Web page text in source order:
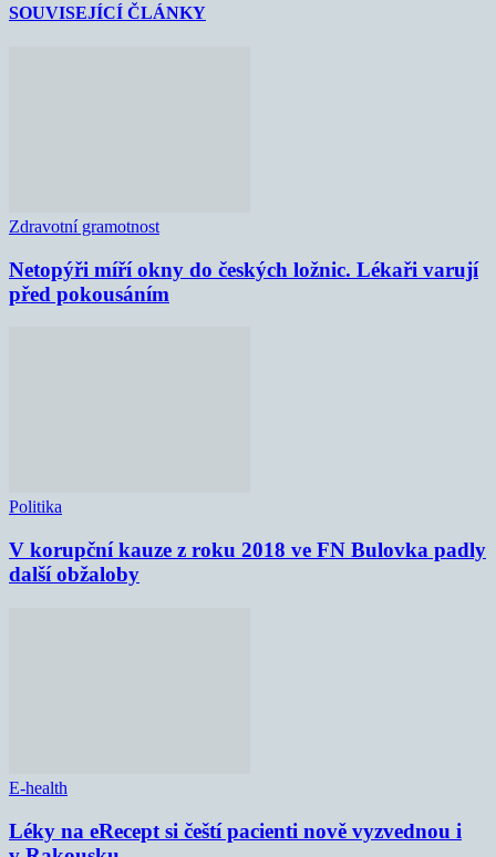
SOUVISEJÍCÍ ČLÁNKY
Zdravotní gramotnost
Netopýři míří okny do českých ložnic. Lékaři varují
před pokousáním
Politika
V korupční kauze z roku 2018 ve FN Bulovka padly
další obžaloby
E-health
Léky na eRecept si čeští pacienti nově vyzvednou i